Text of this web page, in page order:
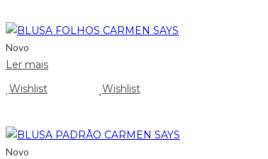
Novo
Ler mais
Wishlist
Wishlist
Novo